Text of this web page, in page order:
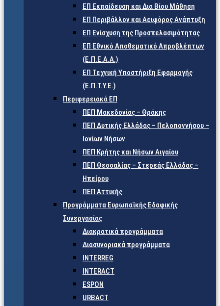
ΕΠ Εκπαίδευση και Δια Βίου Μάθηση
ΕΠ Περιβάλλον και Αειφόρος Ανάπτυξη
ΕΠ Ενίσχυση της Προσπελασιμότητας
ΕΠ Εθνικό Αποθεματικό Απροβλέπτων
(Ε.Π.Ε.Α.Α.)
ΕΠ Τεχνική Υποστήριξη Εφαρμογής
(Ε.Π.Τ.Υ.Ε.)
Περιφερειακά ΕΠ
ΠΕΠ Μακεδονίας – Θράκης
ΠΕΠ Δυτικής Ελλάδας – Πελοποννήσου –
Ιονίων Νήσων
ΠΕΠ Κρήτης και Νήσων Αιγαίου
ΠΕΠ Θεσσαλίας – Στερεάς Ελλάδας –
Ηπείρου
ΠΕΠ Αττικής
Προγράμματα Ευρωπαϊκής Εδαφικής
Συνεργασίας
Διακρατικά προγράμματα
Διασυνοριακά προγράμματα
INTERREG
INTERACT
ESPON
URBACT